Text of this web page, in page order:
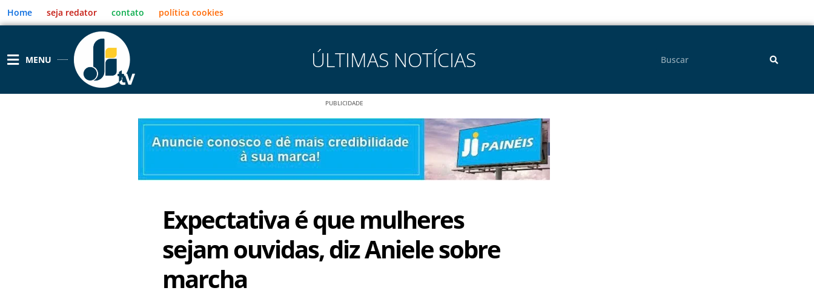
para
o
Home seja redator contato política cookies
MENU ÚLTIMAS NOTÍCIAS
PUBLICIDADE
Expectativa é que mulheres
sejam ouvidas, diz Aniele sobre
marcha